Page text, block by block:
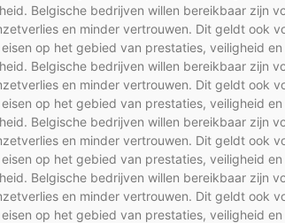
Belgische bedrijven willen bereikbaar zijn
en minder vertrouwen. Dit geldt ook
op het gebied van prestaties, veiligheid en
Belgische bedrijven willen bereikbaar zijn
en minder vertrouwen. Dit geldt ook
op het gebied van prestaties, veiligheid en
Belgische bedrijven willen bereikbaar zijn
en minder vertrouwen. Dit geldt ook
op het gebied van prestaties, veiligheid en
Belgische bedrijven willen bereikbaar zijn
en minder vertrouwen. Dit geldt ook
op het gebied van prestaties, veiligheid en